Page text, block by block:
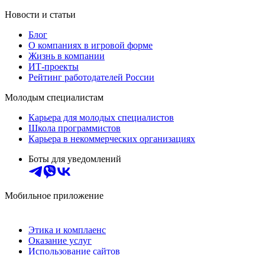
Новости и статьи
Блог
О компаниях в игровой форме
Жизнь в компании
ИТ-проекты
Рейтинг работодателей России
Молодым специалистам
Карьера для молодых специалистов
Школа программистов
Карьера в некоммерческих организациях
Боты для уведомлений
Мобильное приложение
Этика и комплаенс
Оказание услуг
Использование сайтов